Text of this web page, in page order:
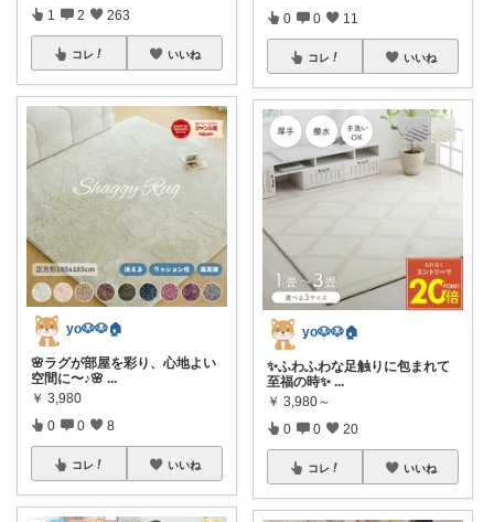
1 2 263
コレ いいね
yo🐶🐶🏠
🌸ラグが部屋を彩り、心地よい
空間に〜♪🌸 ...
￥ 3,980
0 0 8
コレ いいね
0 0 11
コレ いいね
yo🐶🐶🏠
✨ふわふわな足触りに包まれて
至福の時✨ ...
￥ 3,980～
0 0 20
コレ いいね